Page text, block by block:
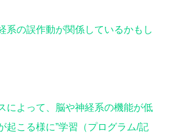
系の誤作動が関係しているかもし
によって、脳や神経系の機能が低
起こる様に”学習（プログラム/記